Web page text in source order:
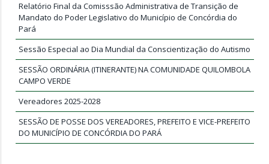
Relatório Final da Comisssão Administrativa de Transição de
Mandato do Poder Legislativo do Município de Concórdia do
Pará
Sessão Especial ao Dia Mundial da Conscientização do Autismo
SESSÃO ORDINÁRIA (ITINERANTE) NA COMUNIDADE QUILOMBOLA
CAMPO VERDE
Vereadores 2025-2028
SESSÃO DE POSSE DOS VEREADORES, PREFEITO E VICE-PREFEITO
DO MUNICÍPIO DE CONCÓRDIA DO PARÁ